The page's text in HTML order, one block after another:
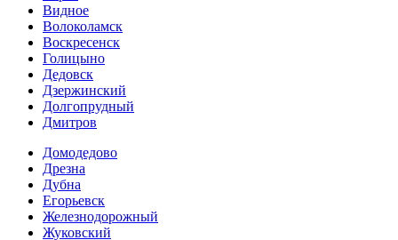
Видное
Волоколамск
Воскресенск
Голицыно
Дедовск
Дзержинский
Долгопрудный
Дмитров
Домодедово
Дрезна
Дубна
Егорьевск
Железнодорожный
Жуковский